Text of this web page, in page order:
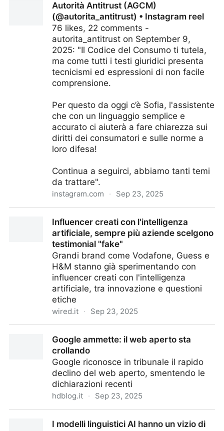
soltanto apparenteAutorità Antitrust (AGCM)
(@autorita_antitrust) • Instagram reel
76 likes, 22 comments -
autorita_antitrust on September 9,
2025: "Il Codice del Consumo ti tutela,
ma come tutti i testi giuridici presenta
tecnicismi ed espressioni di non facile
comprensione.
Per questo da oggi c’è Sofia, l'assistente
che con un linguaggio semplice e
accurato ci aiuterà a fare chiarezza sui
diritti dei consumatori e sulle norme a
loro difesa!
Continua a seguirci, abbiamo tanti temi
da trattare".
instagram.com · Sep 23, 2025
Instagram reelInfluencer creati con l'intelligenza
artificiale, sempre più aziende scelgono
testimonial "fake"
Grandi brand come Vodafone, Guess e
H&M stanno già sperimentando con
influencer creati con l'intelligenza
artificiale, tra innovazione e questioni
etiche
wired.it · Sep 23, 2025
più aziende scelgono testimonial "fake"
Google ammette: il web aperto sta
crollando
Google riconosce in tribunale il rapido
declino del web aperto, smentendo le
dichiarazioni recenti
hdblog.it · Sep 23, 2025
I modelli linguistici AI hanno un vizio di